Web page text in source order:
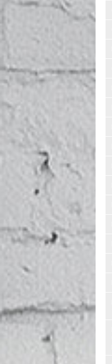
Решетка
вентиляционная
вытяжная АБС 200х300
2030РЦ*
1 146 ₸